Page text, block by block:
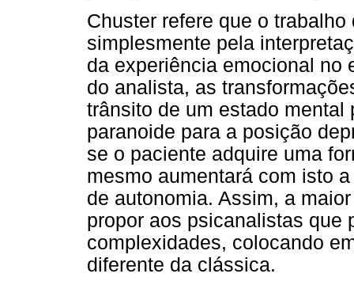
Chuster refere que o
simplesmente pela
da experiência emocional no
do analista, as
trânsito de um estado
paranoide para a posição
se o paciente adquire uma
mesmo aumentará com isto
de autonomia. Assim, a
propor aos psicanalistas que
complexidades, colocando
diferente da clássica.